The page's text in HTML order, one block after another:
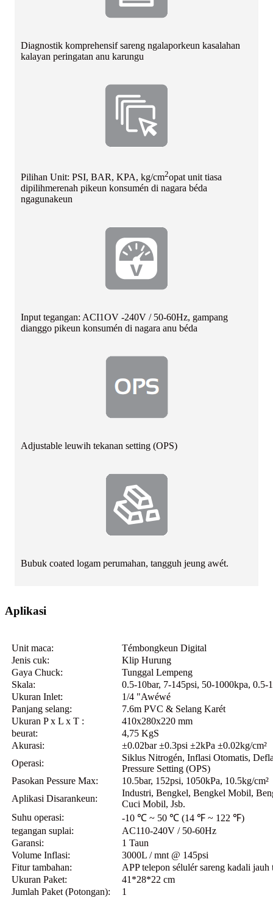
Diagnostik komprehensif sareng ngalaporkeun kasalahan
kalayan peringatan anu karungu
Pilihan Unit: PSI, BAR, KPA, kg/cm2opat unit tiasa
dipilihmerenah pikeun konsumén di nagara béda
ngagunakeun
Input tegangan: ACI1OV -240V / 50-60Hz, gampang
dianggo pikeun konsumén di nagara anu béda
Adjustable leuwih tekanan setting (OPS)
Bubuk coated logam perumahan, tangguh jeung awét.
Aplikasi
Unit maca:
Témbongkeun Digital
Jenis cuk:
Klip Hurung
Gaya Chuck:
Tunggal Lempeng
Skala:
0.5-10bar, 7-145psi, 50-1000kpa, 0.5-
Ukuran Inlet:
1/4 "Awéwé
Panjang selang:
7.6m PVC & Selang Karét
Ukuran P x L x T :
410x280x220 mm
beurat:
4,75 KgS
Akurasi:
±0.02bar ±0.3psi ±2kPa ±0.02kg/cm²
Operasi:
Siklus Nitrogén, Inflasi Otomatis,
Pressure Setting (OPS)
Pasokan Pessure Max:
10.5bar, 152psi, 1050kPa, 10.5kg/cm²
Aplikasi Disarankeun:
Industri, Bengkel, Bengkel Mobil,
Cuci Mobil, Jsb.
Suhu operasi:
-10 ℃ ~ 50 ℃ (14 ℉ ~ 122 ℉)
tegangan suplai:
AC110-240V / 50-60Hz
Garansi:
1 Taun
Volume Inflasi:
3000L / mnt @ 145psi
Fitur tambahan:
APP telepon sélulér sareng kadali jauh
Ukuran Paket:
41*28*22 cm
Jumlah Paket (Potongan):
1